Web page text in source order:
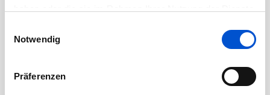
Notwendig
Präferenzen